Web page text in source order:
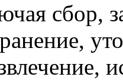
сбор,